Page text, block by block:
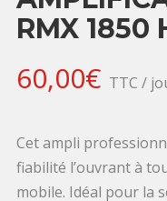
RMX 1850
60,00€ TTC /
Cet ampli
fiabilité l’ouvrant à
mobile. Idéal pour la